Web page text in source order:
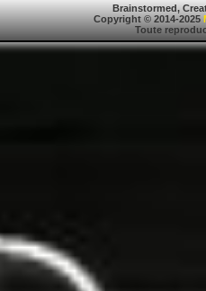
Brainstormed,
Copyright © 2014-2025
Toute